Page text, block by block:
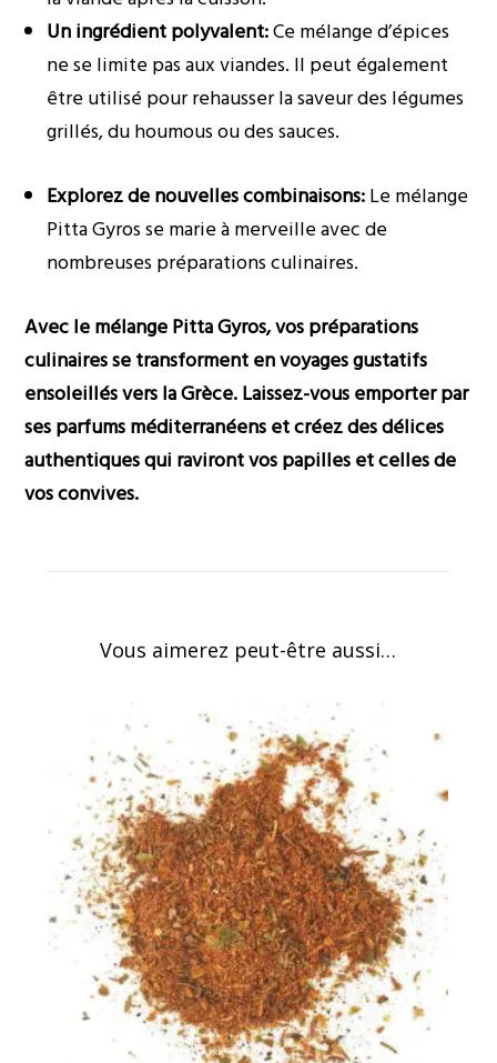
Un ingrédient polyvalent:Ce mélange d’épices
ne se limite pas aux viandes. Il peut également
être utilisé pour rehausser la saveur des légumes
grillés, du houmous ou des sauces.
Explorez de nouvelles combinaisons:Le mélange
Pitta Gyros se marie à merveille avec de
nombreuses préparations culinaires.
Avec le mélange Pitta Gyros, vos préparations
culinaires se transforment en voyages gustatifs
ensoleillés vers la Grèce. Laissez-vous emporter par
ses parfums méditerranéens et créez des délices
authentiques qui raviront vos papilles et celles de
vos convives.
Vous aimerez peut-être aussi…